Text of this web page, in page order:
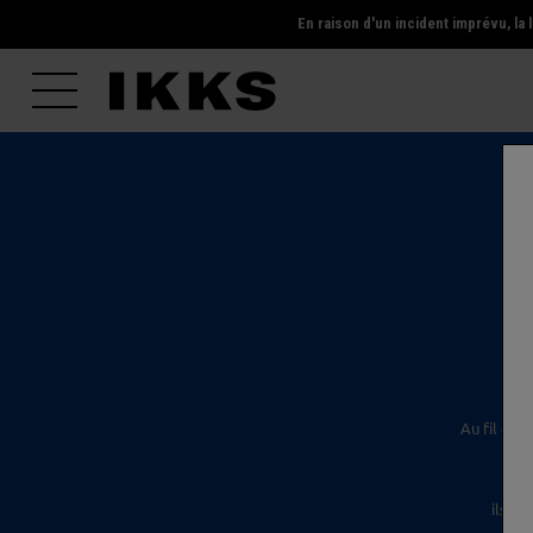
En raison d'un incident imprévu,
Au fil des
ils